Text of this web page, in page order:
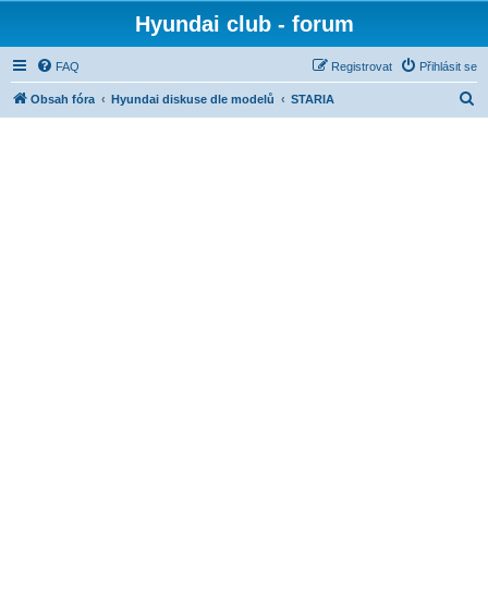
Hyundai club - forum
FAQ Přihlásit se
Registrovat
Obsah fóra Hyundai diskuse dle modelů STARIA